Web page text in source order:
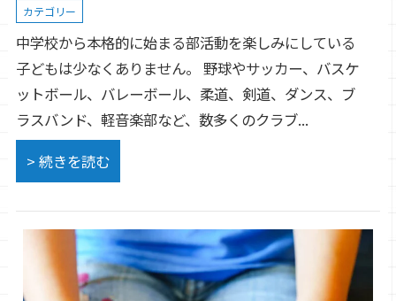
カテゴリー
中学校から本格的に始まる部活動を楽しみにしている
子どもは少なくありません。 野球やサッカー、バスケ
ットボール、バレーボール、柔道、剣道、ダンス、ブ
ラスバンド、軽音楽部など、数多くのクラブ...
> 続きを読む